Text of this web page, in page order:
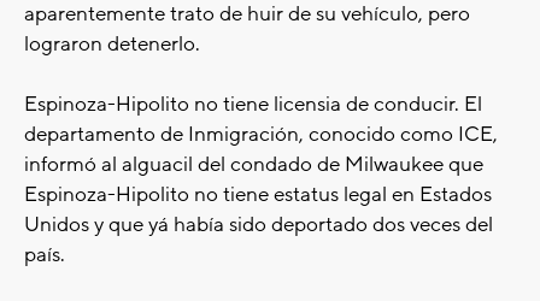
aparentemente trato de huir de su vehículo, pero
lograron detenerlo.
Espinoza-Hipolito no tiene licensia de conducir. El
departamento de Inmigración, conocido como ICE,
informó al alguacil del condado de Milwaukee que
Espinoza-Hipolito no tiene estatus legal en Estados
Unidos y que yá había sido deportado dos veces del
país.